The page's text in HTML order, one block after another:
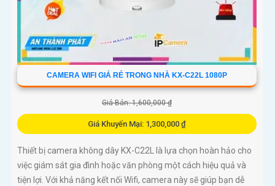
CAMERA WIFI GIÁ RẺ TRONG NHÀ KX-C22L 1080P
Giá Bán: 1,600,000 ₫
Giá Khuyến Mại: 1,300,000 ₫
Thiết bị camera không dây KX-C22L là lựa chọn hoàn hảo cho
việc giám sát gia đình hoặc văn phòng một cách hiệu quả và
tiện lợi. Với khả năng kết nối Wifi, camera này sẽ giúp bạn dễ